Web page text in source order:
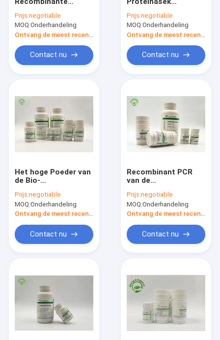
Genomic-de
Extractie van DNA
Prijs:negotiable
MOQ:Onderhandeling
Contact nu
vriesdroogde hoog
Poeder en Vloeibare
kDa 29
Prijs:negotiable
MOQ:Onderhandeling
Contact nu
Het hoge Poeder van
de Bio-
K voor de Reiniging
van DNA en van RNA
Prijs:negotiable
MOQ:Onderhandeling
Contact nu
Recombinant PCR
van de
Proteïnase K Rang
Gevriesdroogd
Poeder van Pichia
Prijs:negotiable
MOQ:Onderhandeling
Contact nu